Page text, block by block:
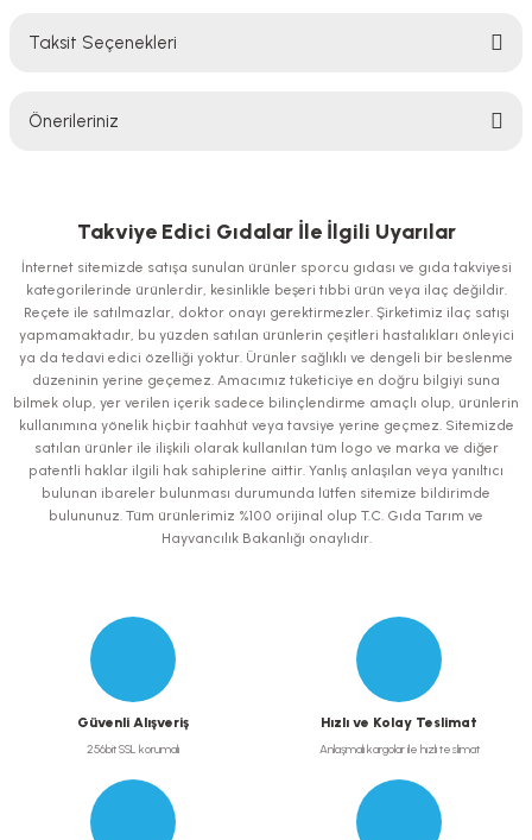
Taksit Seçenekleri
Önerileriniz
iletebilirsiniz.
Görüş ve önerileriniz için teşekkür ederiz.
Ürün resmi kalitesiz, bozuk veya görüntülenemiyor.
Ürün açıklamasında eksik bilgiler bulunuyor.
Ürün bilgilerinde hatalar bulunuyor.
Ürün fiyatı diğer sitelerden daha pahalı.
Bu ürüne benzer farklı alternatifler olmalı.
Takviye Edici Gıdalar İle İlgili Uyarılar
İnternet sitemizde satışa sunulan ürünler sporcu gıdası ve gıda takviyesi
kategorilerinde ürünlerdir, kesinlikle beşeri tıbbi ürün veya ilaç değildir.
Reçete ile satılmazlar, doktor onayı gerektirmezler. Şirketimiz ilaç satışı
yapmamaktadır, bu yüzden satılan ürünlerin çeşitleri hastalıkları önleyici
ya da tedavi edici özelliği yoktur. Ürünler sağlıklı ve dengeli bir beslenme
düzeninin yerine geçemez. Amacımız tüketiciye en doğru bilgiyi suna
bilmek olup, yer verilen içerik sadece bilinçlendirme amaçlı olup, ürünlerin
kullanımına yönelik hiçbir taahhüt veya tavsiye yerine geçmez. Sitemizde
satılan ürünler ile ilişkili olarak kullanılan tüm logo ve marka ve diğer
patentli haklar ilgili hak sahiplerine aittir. Yanlış anlaşılan veya yanıltıcı
bulunan ibareler bulunması durumunda lütfen sitemize bildirimde
bulununuz. Tüm ürünlerimiz %100 orijinal olup T.C. Gıda Tarım ve
Hayvancılık Bakanlığı onaylıdır.
Güvenli Alışveriş
256bit SSL korumalı
Hızlı ve Kolay Teslimat
Anlaşmalı kargolar ile hızlı teslimat